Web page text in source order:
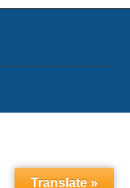
Translate »